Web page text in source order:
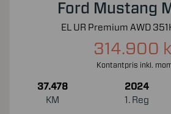
Ford Mustang
EL UR Premium AWD
314.900
Kontantpris inkl.
37.478
KM
2024
1. Reg